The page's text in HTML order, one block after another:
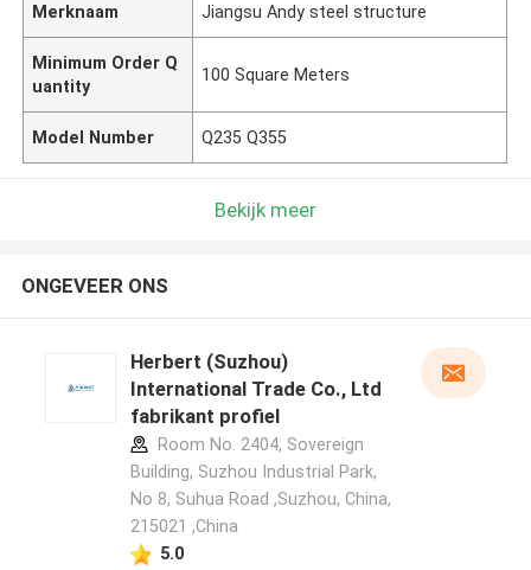
Merknaam Jiangsu Andy steel structure
Minimum Order Q
uantity
100 Square Meters
Model Number Q235 Q355
Bekijk meer
ONGEVEER ONS
Herbert (Suzhou)
International Trade Co., Ltd
fabrikant profiel
Room No. 2404, Sovereign
Building, Suzhou Industrial Park,
No 8, Suhua Road ,Suzhou, China,
215021 ,China
5.0